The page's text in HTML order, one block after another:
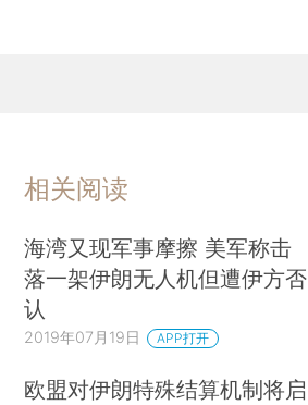
相关阅读
海湾又现军事摩擦 美军称击
落一架伊朗无人机但遭伊方否
认
2019年07月19日 APP打开
欧盟对伊朗特殊结算机制将启